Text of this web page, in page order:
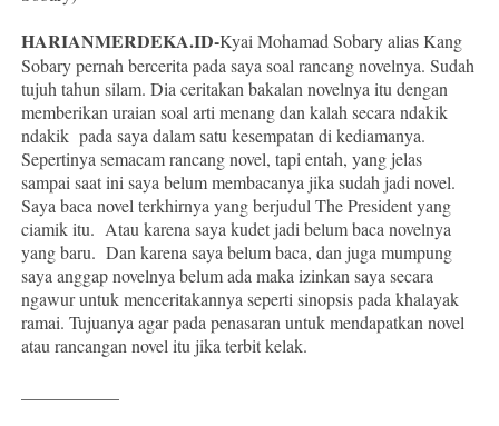
HARIANMERDEKA.ID-Kyai Mohamad Sobary alias Kang
Sobary pernah bercerita pada saya soal rancang novelnya. Sudah
tujuh tahun silam. Dia ceritakan bakalan novelnya itu dengan
memberikan uraian soal arti menang dan kalah secara ndakik
ndakik pada saya dalam satu kesempatan di kediamanya.
Sepertinya semacam rancang novel, tapi entah, yang jelas
sampai saat ini saya belum membacanya jika sudah jadi novel.
Saya baca novel terkhirnya yang berjudul The President yang
ciamik itu. Atau karena saya kudet jadi belum baca novelnya
yang baru. Dan karena saya belum baca, dan juga mumpung
saya anggap novelnya belum ada maka izinkan saya secara
ngawur untuk menceritakannya seperti sinopsis pada khalayak
ramai. Tujuanya agar pada penasaran untuk mendapatkan novel
atau rancangan novel itu jika terbit kelak.